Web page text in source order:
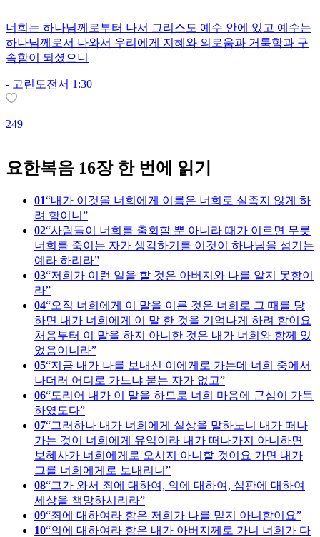
너희는 하나님께로부터 나서 그리스도 예수 안에 있고 예수는
하나님께로서 나와서 우리에게 지혜와 의로움과 거룩함과 구
속함이 되셨으니
- 고린도전서 1:30
249
요한복음 16장 한 번에 읽기
01 내가 이것을 너희에게 이름은 너희로 실족지 않게 하
려 함이니
02 사람들이 너희를 출회할 뿐 아니라 때가 이르면 무릇
너희를 죽이는 자가 생각하기를 이것이 하나님을 섬기는
예라 하리라
03 저희가 이런 일을 할 것은 아버지와 나를 알지 못함이
라
04 오직 너희에게 이 말을 이른 것은 너희로 그 때를 당
하면 내가 너희에게 이 말 한 것을 기억나게 하려 함이요
처음부터 이 말을 하지 아니한 것은 내가 너희와 함께 있
었음이니라
05 지금 내가 나를 보내신 이에게로 가는데 너희 중에서
나더러 어디로 가느냐 묻는 자가 없고
06 도리어 내가 이 말을 하므로 너희 마음에 근심이 가득
하였도다
07 그러하나 내가 너희에게 실상을 말하노니 내가 떠나
가는 것이 너희에게 유익이라 내가 떠나가지 아니하면
보혜사가 너희에게로 오시지 아니할 것이요 가면 내가
그를 너희에게로 보내리니
08 그가 와서 죄에 대하여, 의에 대하여, 심판에 대하여
세상을 책망하시리라
09 죄에 대하여라 함은 저희가 나를 믿지 아니함이요
10 의에 대하여라 함은 내가 아버지께로 가니 너희가 다